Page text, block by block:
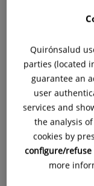
Accedeix a més
En què et podem
Protegeix-te dels
Protegeix-
El Grup
especial(803,
Quirónsalud
parties (located
guarantee an
user
services and
the analysis
cookies by
configure/refuse
more